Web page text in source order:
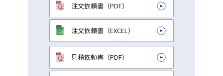
注文依頼書（PDF）
注文依頼書（EXCEL）
見積依頼書（PDF）